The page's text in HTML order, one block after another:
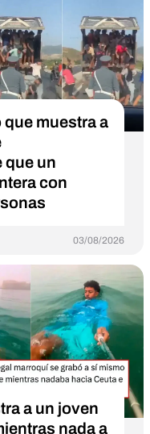
muestra a
que un
con
03/08/2026
a un joven
nada a